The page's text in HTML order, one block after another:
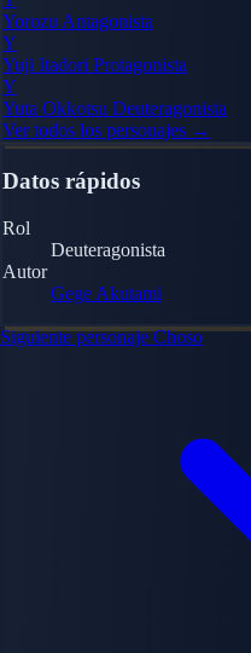
Yorozu Antagonista
Y
Yuji Itadori Protagonista
Y
Yuta Okkotsu Deuteragonista
Ver todos los personajes →
Datos rápidos
Rol
Deuteragonista
Autor
Gege Akutami
Siguiente personaje Choso